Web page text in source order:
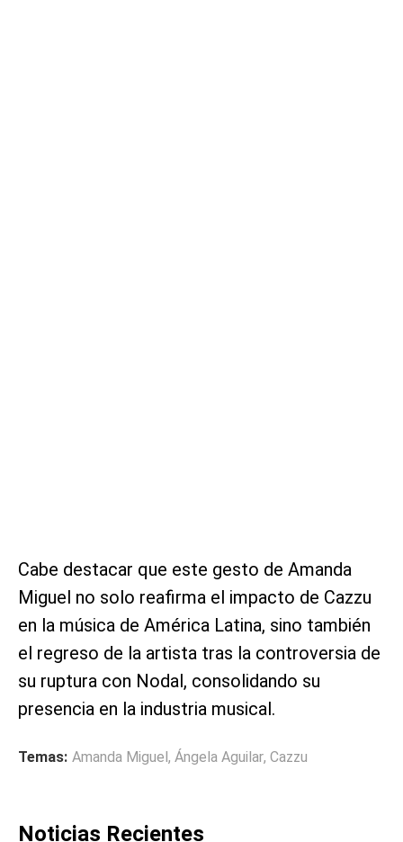
Cabe destacar que este gesto de Amanda
Miguel no solo reafirma el impacto de Cazzu
en la música de América Latina, sino también
el regreso de la artista tras la controversia de
su ruptura con Nodal, consolidando su
presencia en la industria musical.
Temas: Amanda Miguel, Ángela Aguilar, Cazzu
Noticias Recientes